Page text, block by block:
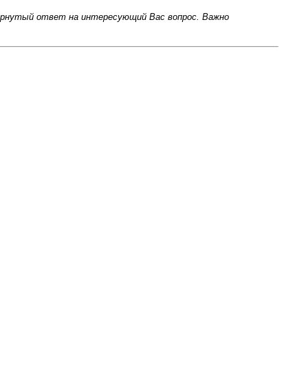
ответ на интересующий Вас вопрос. Важно